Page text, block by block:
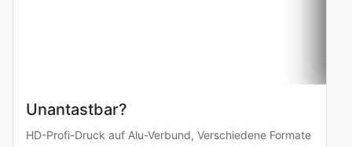
Unantastbar?
HD-Profi-Druck auf Alu-Verbund, Verschiedene Formate